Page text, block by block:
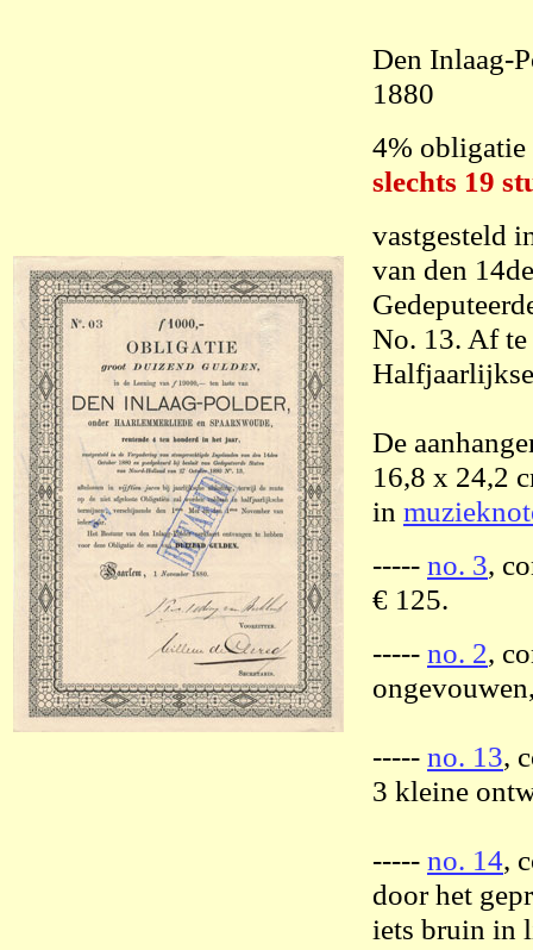
Den Inlaag-
1880
4%
slechts 19
vastgesteld
van den
No. 13. Af
De
16,8 x 24,2
in
----- no. 3,
€ 125.
----- no. 2,
----- no. 13,
3 kleine
----- no. 14,
door het
iets bruin in